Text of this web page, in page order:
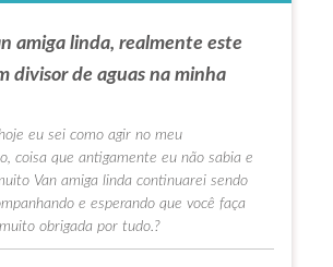
amiga linda, realmente este
divisor de aguas na minha
eu sei como agir no meu
coisa que antigamente eu não sabia e
Van amiga linda continuarei sendo
e esperando que você faça
obrigada por tudo.?